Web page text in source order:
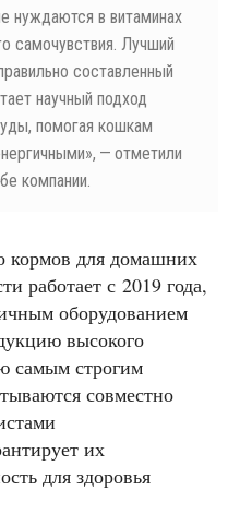
нуждаются в витаминах
самочувствия. Лучший
составленный
научный подход
помогая кошкам
— отметили
компании.
кормов для домашних
работает с 2019 года,
оборудованием
высокого
самым строгим
совместно
их
для здоровья